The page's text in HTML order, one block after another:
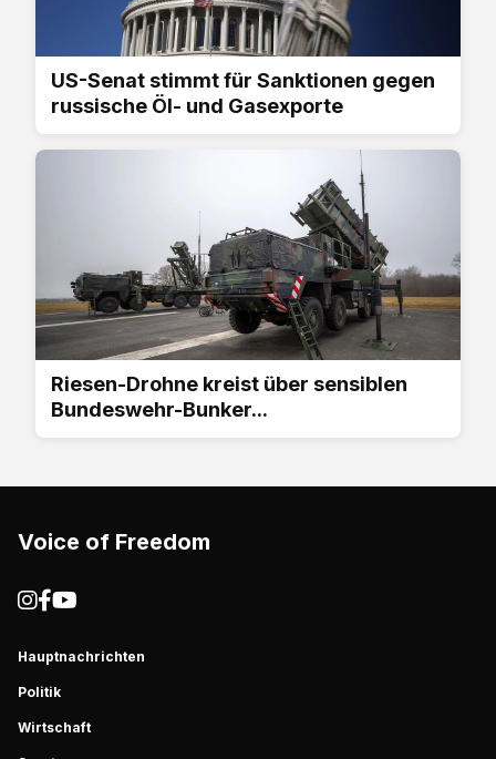
US-Senat stimmt für Sanktionen gegen
russische Öl- und Gasexporte
Riesen-Drohne kreist über sensiblen
Bundeswehr-Bunker...
Voice of Freedom
Hauptnachrichten
Politik
Wirtschaft